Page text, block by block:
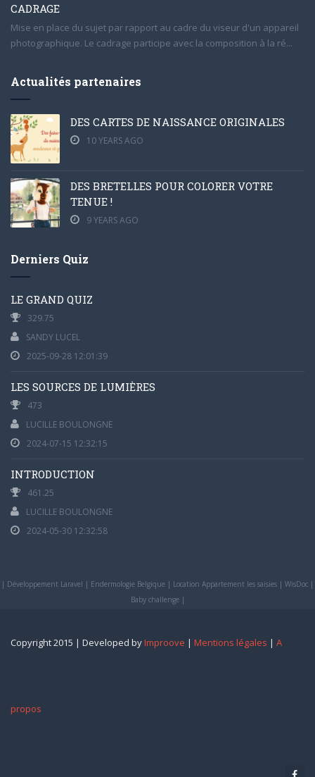
CADRAGE
Mise en place du sujet par rapport au cadre du viseur d'un appareil
photographique. Le cadrage participe avec la composition à la ré...
Actualités partenaires
DES CARTES DE NAISSANCE ORIGINALES
10 YEARS AGO
DES BRETELLES POUR COLORER VOTRE
TENUE !
9 YEARS AGO
Derniers Quiz
LE GRAND QUIZ
329.75
SANDY LUCEL
2025-09-28 12:01:39
LES SOURCES DE LUMIÈRES
473
LUCILLE BOULONGNE
2024-07-15 12:32:15
INTRODUCTION
461.25
LUCILLE BOULONGNE
2024-05-30 12:32:58
| Développement Laravel | Endermologie Belgique | Location Appartement les saisies | WisDoc |
Baby challenge|
Copyright 2015 | Developed byImproove | Mentions légales | A
propos